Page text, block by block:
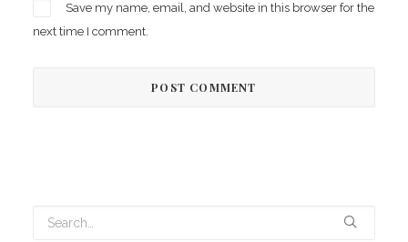
Save my name, email, and website in this browser for the
next time I comment.